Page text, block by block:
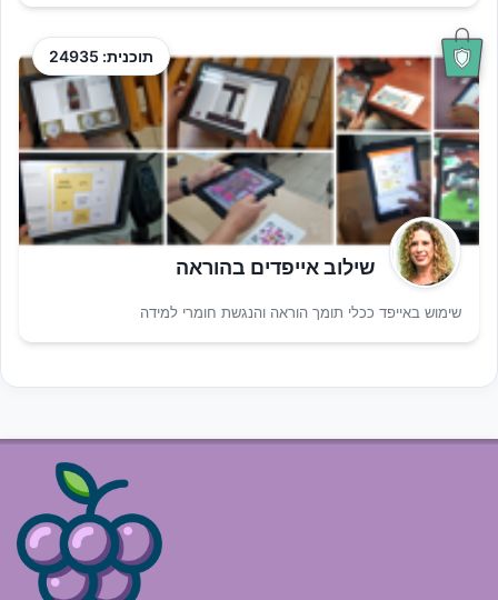
תוכנית: 24935
שילוב אייפדים בהוראה
שימוש באייפד ככלי תומך הוראה והנגשת חומרי למידה